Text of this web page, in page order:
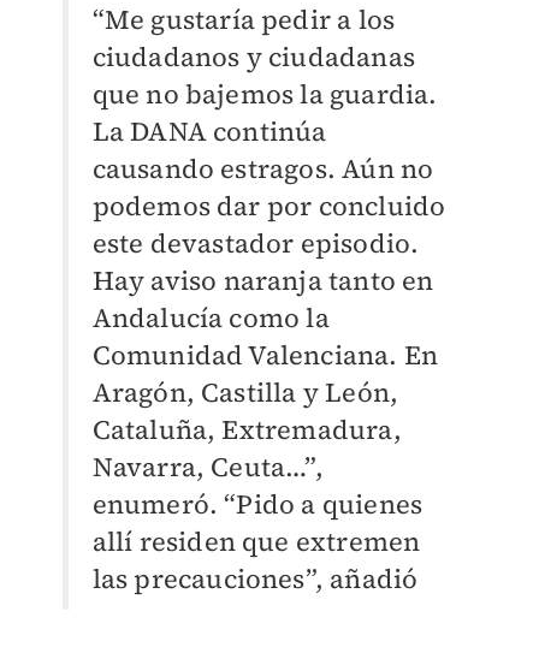
“Me gustaría pedir a los
ciudadanos y ciudadanas
que no bajemos la guardia.
La DANA continúa
causando estragos. Aún no
podemos dar por concluido
este devastador episodio.
Hay aviso naranja tanto en
Andalucía como la
Comunidad Valenciana. En
Aragón, Castilla y León,
Cataluña, Extremadura,
Navarra, Ceuta…”,
enumeró. “Pido a quienes
allí residen que extremen
las precauciones”, añadió